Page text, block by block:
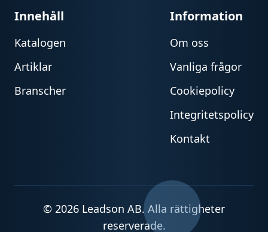
Innehåll
Katalogen
Artiklar
Branscher
Information
Om oss
Vanliga frågor
Cookiepolicy
Integritetspolicy
Kontakt
© 2026 Leadson AB. Alla rättigheter
reserverade.